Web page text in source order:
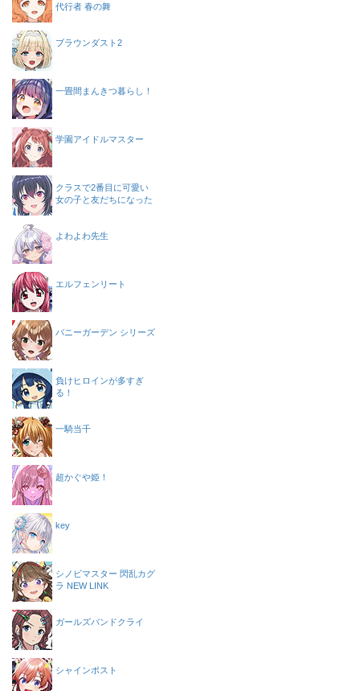
代行者 春の舞
ブラウンダスト2
一畳間まんきつ暮らし！
学園アイドルマスター
クラスで2番目に可愛い
女の子と友だちになった
よわよわ先生
エルフェンリート
バニーガーデン シリーズ
負けヒロインが多すぎ
る！
一騎当千
超かぐや姫！
key
シノビマスター 閃乱カグ
ラ NEW LINK
ガールズバンドクライ
シャインポスト